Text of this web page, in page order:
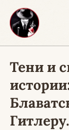
Перейти
содержимому
Тени и
Гитлеру.